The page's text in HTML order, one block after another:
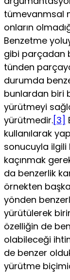
tümevanmsal
onların
Benzetme
gibi parçadan
tünden
durumda
bunlardan biri
yürütmeyi
yürütmedir.[3]
kullanıla­rak
sonucuyla ilgili
kaçınmak
da benzerlik
örnekten
yönden
yürütülerek
özelliğin de
olabilece­ği
de benzer
yürütme